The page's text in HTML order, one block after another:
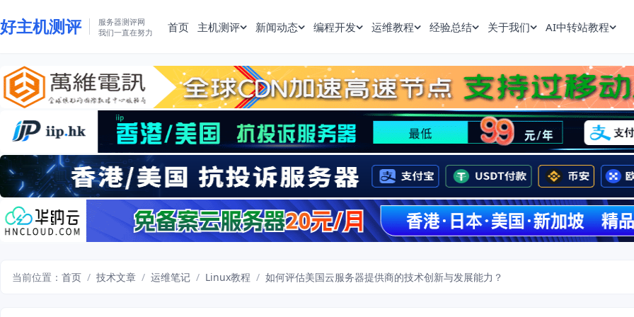
好主机测评
服务器测评网
我们一直在努力
首页 主机测评 新闻动态 编程开发 运维教程 经验总结 关于我们 AI中转站教程
当前位置： 首页 / 技术文章 / 运维笔记 / Linux教程 / 如何评估美国云服务器提供商的技术创新与发展能力？